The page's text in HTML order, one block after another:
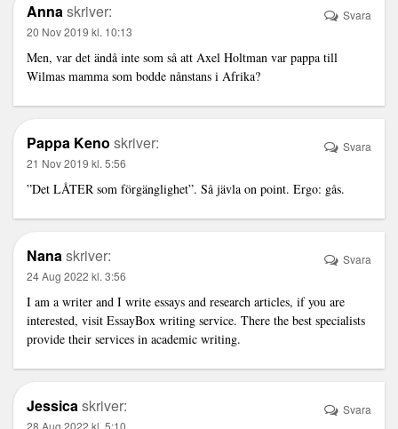
Annaskriver:
20 Nov 2019 kl. 10:13
Men, var det ändå inte som så att Axel Holtman var pappa till
Wilmas mamma som bodde nånstans i Afrika?
Svara
Pappa Keno skriver:
21 Nov 2019 kl. 5:56
”Det LÅTER som förgänglighet”. Så jävla on point. Ergo: gås.
Svara
Nanaskriver:
24 Aug 2022 kl. 3:56
I am a writer and I write essays and research articles, if you are
interested, visit EssayBox writing service. There the best specialists
provide their services in academic writing.
Svara
Jessicaskriver: Svara